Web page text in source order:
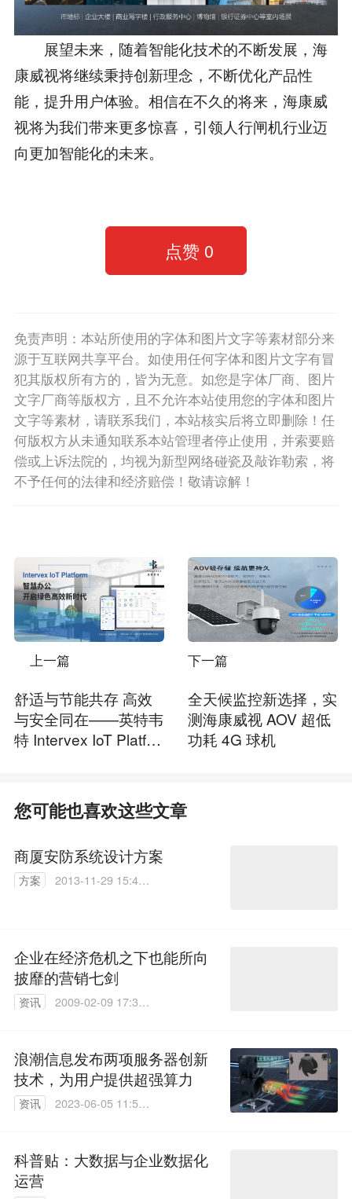
展望未来，随着智能化技术的不断发展，海
康威视将继续秉持创新理念，不断优化产品性
能，提升用户体验。相信在不久的将来，海康威
视将为我们带来更多惊喜，引领人行闸机行业迈
向更加智能化的未来。
点赞 0
免责声明：本站所使用的字体和图片文字等素材部分来
源于互联网共享平台。如使用任何字体和图片文字有冒
犯其版权所有方的，皆为无意。如您是字体厂商、图片
文字厂商等版权方，且不允许本站使用您的字体和图片
文字等素材，请联系我们，本站核实后将立即删除！任
何版权方从未通知联系本站管理者停止使用，并索要赔
偿或上诉法院的，均视为新型网络碰瓷及敲诈勒索，将
不予任何的法律和经济赔偿！敬请谅解！
上一篇
舒适与节能共存 高效
与安全同在——英特韦
特 Intervex IoT Platfor
下一篇
全天候监控新选择，实
测海康威视 AOV 超低
功耗 4G 球机
您可能也喜欢这些文章
商厦安防系统设计方案
方案
2013-11-29 15:46:
企业在经济危机之下也能所向
披靡的营销七剑
资讯
2009-02-09 17:36:
浪潮信息发布两项服务器创新
技术，为用户提供超强算力
资讯
2023-06-05 11:51:
科普贴：大数据与企业数据化
运营